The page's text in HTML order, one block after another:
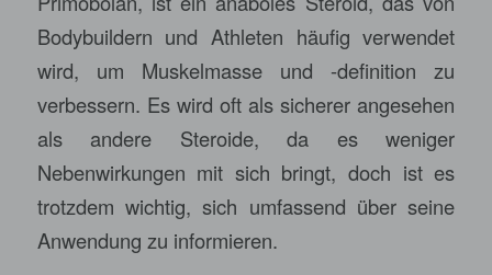
Bodybuildern und Athleten häufig verwendet
wird, um Muskelmasse und -definition zu
verbessern. Es wird oft als sicherer angesehen
als andere Steroide, da es weniger
Nebenwirkungen mit sich bringt, doch ist es
trotzdem wichtig, sich umfassend über seine
Anwendung zu informieren.